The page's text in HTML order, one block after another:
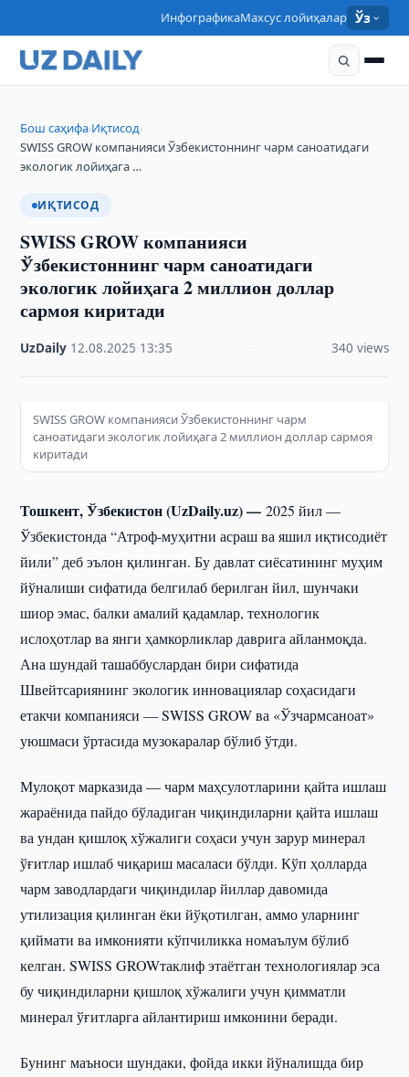
ИнфографикаМахсус лойиҳалар Ўз
Бош саҳифа›Иқтисод›
SWISS GROW компанияси Ўзбекистоннинг чарм саноатидаги
экологик лойиҳага …
ИҚТИСОД
SWISS GROW компанияси
Ўзбекистоннинг чарм саноатидаги
экологик лойиҳага 2 миллион доллар
сармоя киритади
UzDaily 12.08.2025 13:35 340 views
SWISS GROW компанияси Ўзбекистоннинг чарм
саноатидаги экологик лойиҳага 2 миллион доллар сармоя
киритади
Тошкент, Ўзбекистон (UzDaily.uz) —2025 йил —
Ўзбекистонда “Атроф-муҳитни асраш ва яшил иқтисодиёт
йили” деб эълон қилинган. Бу давлат сиёсатининг муҳим
йўналиши сифатида белгилаб берилган йил, шунчаки
шиор эмас, балки амалий қадамлар, технологик
ислоҳотлар ва янги ҳамкорликлар даврига айланмоқда.
Ана шундай ташаббуслардан бири сифатида
Швейтсариянинг экологик инновациялар соҳасидаги
етакчи компанияси — SWISS GROW ва «Ўзчармсаноат»
уюшмаси ўртасида музокаралар бўлиб ўтди.
Мулоқот марказида — чарм маҳсулотларини қайта ишлаш
жараёнида пайдо бўладиган чиқиндиларни қайта ишлаш
ва ундан қишлоқ хўжалиги соҳаси учун зарур минерал
ўғитлар ишлаб чиқариш масаласи бўлди. Кўп ҳолларда
чарм заводлардаги чиқиндилар йиллар давомида
утилизация қилинган ёки йўқотилган, аммо уларнинг
қиймати ва имконияти кўпчиликка номаълум бўлиб
келган. SWISS GROWтаклиф этаётган технологиялар эса
бу чиқиндиларни қишлоқ хўжалиги учун қимматли
минерал ўғитларга айлантириш имконини беради.
Бунинг маъноси шундаки, фойда икки йўналишда бир